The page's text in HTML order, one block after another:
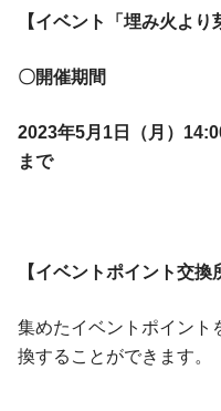
【イベント「埋み火より
〇開催期間
2023年5月1日（月）
まで
【イベントポイント交換
集めたイベントポイント
換することができます。